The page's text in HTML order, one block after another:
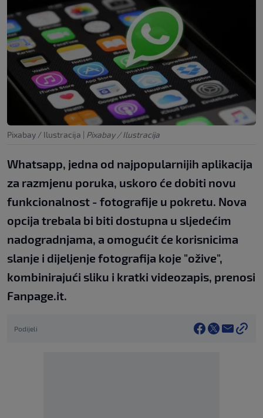
Pixabay / Ilustracija Pixabay / Ilustracija
Whatsapp, jedna od najpopularnijih aplikacija
za razmjenu poruka, uskoro će dobiti novu
funkcionalnost - fotografije u pokretu. Nova
opcija trebala bi biti dostupna u sljedećim
nadogradnjama, a omogućit će korisnicima
slanje i dijeljenje fotografija koje "ožive",
kombinirajući sliku i kratki videozapis, prenosi
Fanpage.it.
Podijeli